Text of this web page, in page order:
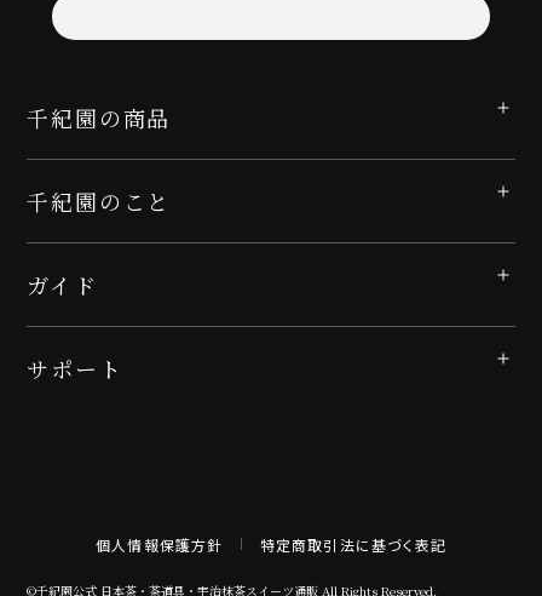
千紀園の商品
千紀園のこと
ガイド
サポート
個人情報保護方針 特定商取引法に基づく表記
©千紀園公式 日本茶・茶道具・宇治抹茶スイーツ通販 All Rights Reserved.